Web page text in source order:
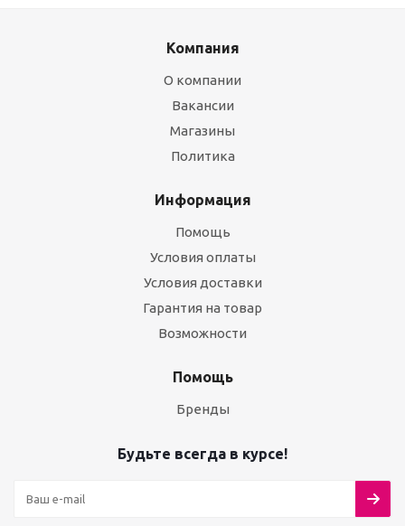
Компания
О компании
Вакансии
Магазины
Политика
Информация
Помощь
Условия оплаты
Условия доставки
Гарантия на товар
Возможности
Помощь
Бренды
Будьте всегда в курсе!